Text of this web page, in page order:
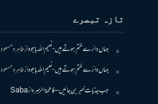
تازہ تبصرے
جہاں دائرے ختم ہوتے ہیں- نعیم اللہ باجوہازطاہرہ مسعود
جہاں دائرے ختم ہوتے ہیں- نعیم اللہ باجوہازطاہرہ مسعود
جب جذبات خبر بن جائیں – فاطمۃالزہرہازSaba